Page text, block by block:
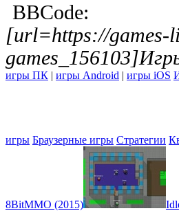
BBCode:
[url=https://games-
игры ПК | игры Android | игры iOS
игры Браузерные игры Стратегии
8BitMMO (2015)